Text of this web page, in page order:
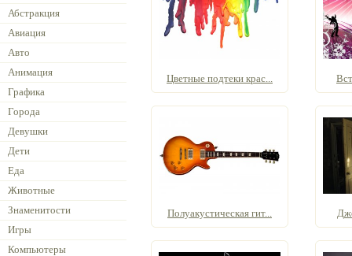
Абстракция
Авиация
Авто
Анимация
Графика
Города
Девушки
Дети
Еда
Животные
Знаменитости
Игры
Компьютеры
Цветные подтеки крас...
Полуакустическая гит...